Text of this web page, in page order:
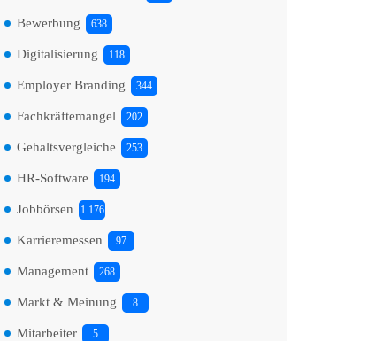
Bewerbung 638
Digitalisierung 118
Employer Branding 344
Fachkräftemangel 202
Gehaltsvergleiche 253
HR-Software 194
Jobbörsen 1.176
Karrieremessen 97
Management 268
Markt & Meinung 8
Mitarbeiter 5